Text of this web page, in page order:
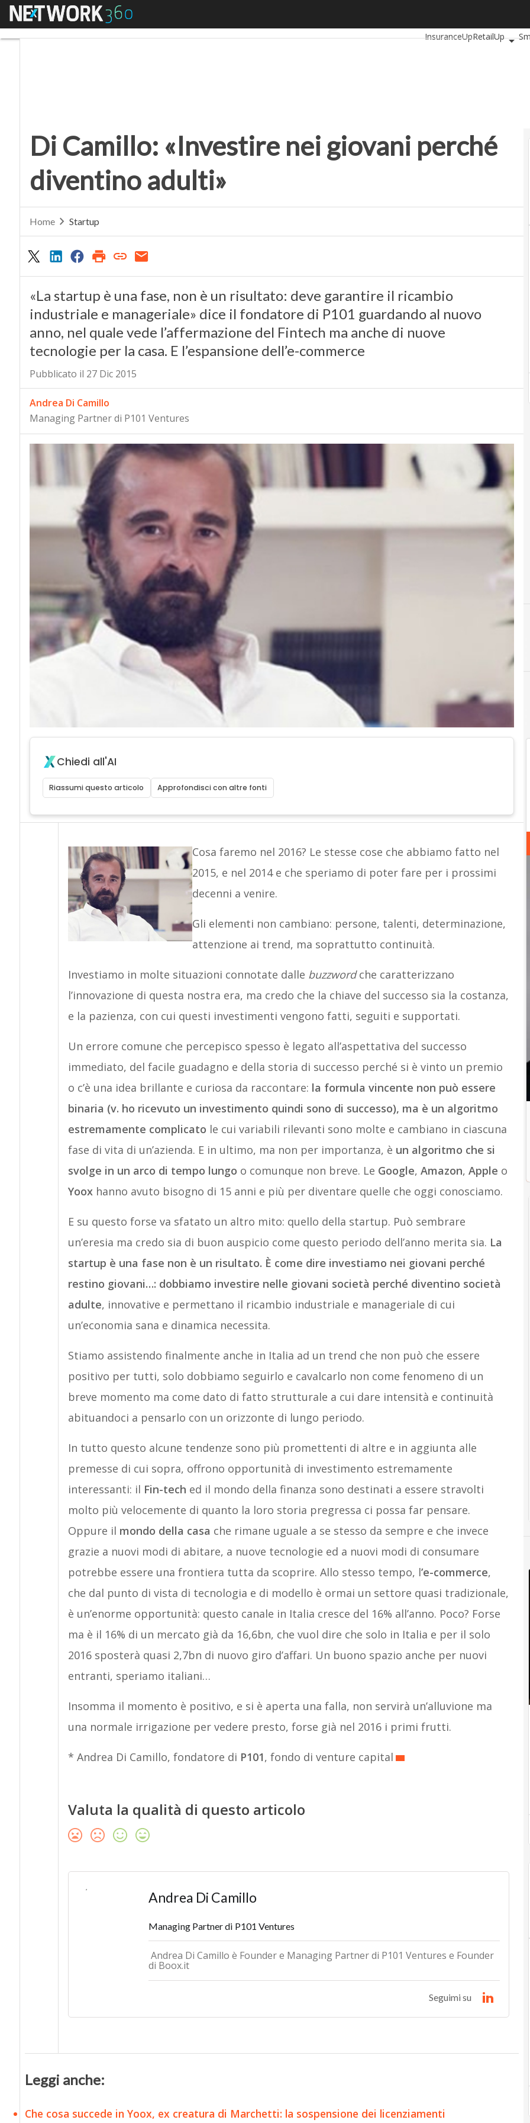
Menu
InsuranceUpRetailUp
Di Camillo: «Investire nei giovani perché
diventino adulti»
Home Startup
«La startup è una fase, non è un risultato: deve garantire il ricambio
industriale e manageriale» dice il fondatore di P101 guardando al nuovo
anno, nel quale vede l’affermazione del Fintech ma anche di nuove
tecnologie per la casa. E l’espansione dell’e-commerce
Pubblicato il 27 Dic 2015
Andrea Di Camillo
Managing Partner di P101 Ventures
Chiedi all'AI
Riassumi questo articolo Approfondisci con altre fonti
Cosa faremo nel 2016? Le stesse cose che abbiamo fatto nel
2015, e nel 2014 e che speriamo di poter fare per i prossimi
decenni a venire.
Gli elementi non cambiano: persone, talenti, determinazione,
attenzione ai trend, ma soprattutto continuità.
Investiamo in molte situazioni connotate dalle buzzwordche caratterizzano
l’innovazione di questa nostra era, ma credo che la chiave del successo sia la costanza,
e la pazienza, con cui questi investimenti vengono fatti, seguiti e supportati.
Un errore comune che percepisco spesso è legato all’aspettativa del successo
immediato, del facile guadagno e della storia di successo perché si è vinto un premio
o c’è una idea brillante e curiosa da raccontare: la formula vincente non può essere
binaria (v. ho ricevuto un investimento quindi sono di successo), ma è un algoritmo
estremamente complicato le cui variabili rilevanti sono molte e cambiano in ciascuna
fase di vita di un’azienda. E in ultimo, ma non per importanza, è un algoritmo che si
svolge in un arco di tempo lungo o comunque non breve. Le Google, Amazon, Apple o
Yoox hanno avuto bisogno di 15 anni e più per diventare quelle che oggi conosciamo.
E su questo forse va sfatato un altro mito: quello della startup. Può sembrare
un’eresia ma credo sia di buon auspicio come questo periodo dell’anno merita sia. La
startup è una fase non è un risultato. È come dire investiamo nei giovani perché
restino giovani…: dobbiamo investire nelle giovani società perché diventino società
adulte, innovative e permettano il ricambio industriale e manageriale di cui
un’economia sana e dinamica necessita.
Stiamo assistendo finalmente anche in Italia ad un trend che non può che essere
positivo per tutti, solo dobbiamo seguirlo e cavalcarlo non come fenomeno di un
breve momento ma come dato di fatto strutturale a cui dare intensità e continuità
abituandoci a pensarlo con un orizzonte di lungo periodo.
In tutto questo alcune tendenze sono più promettenti di altre e in aggiunta alle
premesse di cui sopra, offrono opportunità di investimento estremamente
interessanti: il Fin-tech ed il mondo della finanza sono destinati a essere stravolti
molto più velocemente di quanto la loro storia pregressa ci possa far pensare.
Oppure il mondo della casa che rimane uguale a se stesso da sempre e che invece
grazie a nuovi modi di abitare, a nuove tecnologie ed a nuovi modi di consumare
potrebbe essere una frontiera tutta da scoprire. Allo stesso tempo, l’e-commerce,
che dal punto di vista di tecnologia e di modello è ormai un settore quasi tradizionale,
è un’enorme opportunità: questo canale in Italia cresce del 16% all’anno. Poco? Forse
ma è il 16% di un mercato già da 16,6bn, che vuol dire che solo in Italia e per il solo
2016 sposterà quasi 2,7bn di nuovo giro d’affari. Un buono spazio anche per nuovi
entranti, speriamo italiani…
Insomma il momento è positivo, e si è aperta una falla, non servirà un’alluvione ma
una normale irrigazione per vedere presto, forse già nel 2016 i primi frutti.
* Andrea Di Camillo, fondatore di P101, fondo di venture capital
Valuta la qualità di questo articolo
Andrea Di Camillo
Managing Partner di P101 Ventures
Andrea Di Camillo è Founder e Managing Partner di P101 Ventures e Founder
di Boox.it
Seguimi su
Leggi anche:
Che cosa succede in Yoox, ex creatura di Marchetti: la sospensione dei licenziamenti